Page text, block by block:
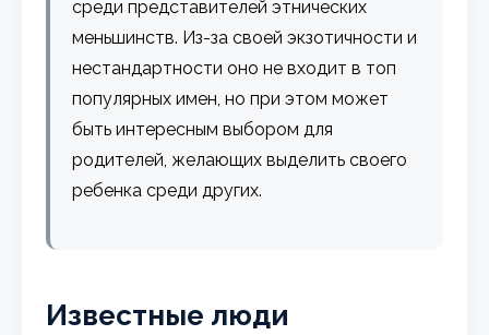
среди представителей этнических
меньшинств. Из-за своей экзотичности и
нестандартности оно не входит в топ
популярных имен, но при этом может
быть интересным выбором для
родителей, желающих выделить своего
ребенка среди других.
Известные люди